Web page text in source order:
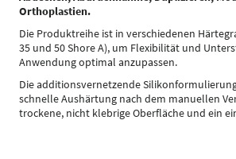
Orthoplastien.
Die Produktreihe ist in verschiedenen
35 und 50 Shore A), um Flexibilität und
Anwendung optimal anzupassen.
Die additionsvernetzende
schnelle Aushärtung nach dem manuellen
trockene, nicht klebrige Oberfläche und ein